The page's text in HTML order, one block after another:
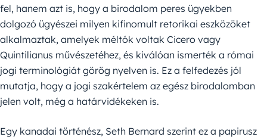
fel, hanem azt is, hogy a birodalom peres ügyekben
dolgozó ügyészei milyen kifinomult retorikai eszközöket
alkalmaztak, amelyek méltók voltak Cicero vagy
Quintilianus művészetéhez, és kiválóan ismerték a római
jogi terminológiát görög nyelven is. Ez a felfedezés jól
mutatja, hogy a jogi szakértelem az egész birodalomban
jelen volt, még a határvidékeken is.
Egy kanadai történész, Seth Bernard szerint ez a papirusz